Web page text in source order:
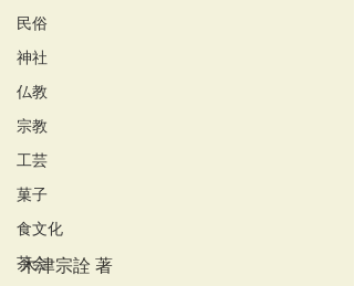
民俗
神社
仏教
宗教
工芸
菓子
食文化
茶会
木津宗詮 著